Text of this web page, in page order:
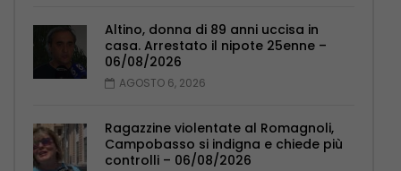
Altino, donna di 89 anni uccisa in
casa. Arrestato il nipote 25enne –
06/08/2026
AGOSTO 6, 2026
Ragazzine violentate al Romagnoli,
Campobasso si indigna e chiede più
controlli – 06/08/2026